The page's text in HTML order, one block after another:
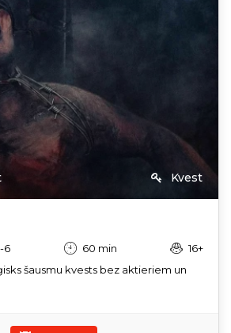
Kvest
6 60 min
16+
šausmu kvests bez aktieriem un